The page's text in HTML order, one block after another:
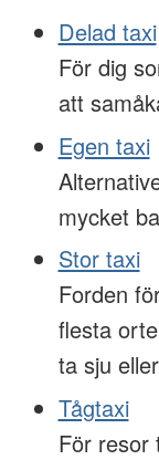
Delad taxi
För dig
att
Egen taxi
mycket
Stor taxi
Forden
flesta
ta sju
Tågtaxi
För resor